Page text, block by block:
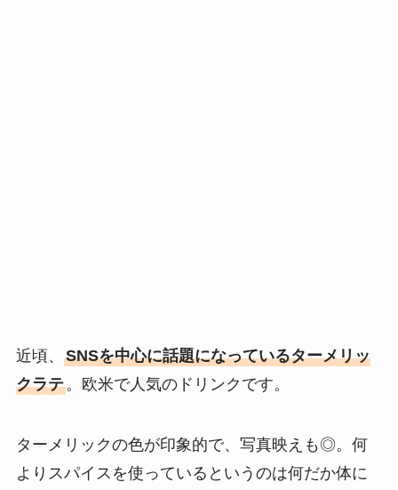
近頃、 SNSを中心に話題になっているターメリッ
クラテ。欧米で人気のドリンクです。
ターメリックの色が印象的で、写真映えも◎。何
よりスパイスを使っているというのは何だか体に